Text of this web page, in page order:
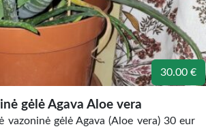
30.00 €
gėlė Agava Aloe vera
vazoninė gėlė Agava (Aloe vera) 30 eur